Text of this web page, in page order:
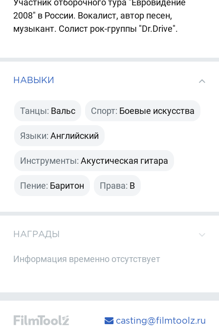
Участник отборочного тура "Евровидение
2008" в России. Вокалист, автор песен,
музыкант. Солист рок-группы "Dr.Drive".
НАВЫКИ
Танцы: Вальс Спорт: Боевые искусства
Языки: Английский
Инструменты: Акустическая гитара
Пение: Баритон Права: B
НАГРАДЫ
Информация временно отсутствует
casting@filmtoolz.ru